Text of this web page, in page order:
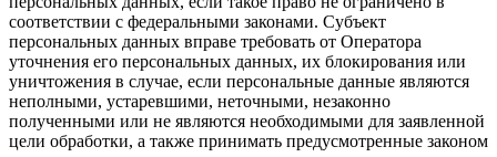
соответствии с федеральными законами. Субъект
персональных данных вправе требовать от Оператора
уточнения его персональных данных, их блокирования или
уничтожения в случае, если персональные данные являются
неполными, устаревшими, неточными, незаконно
полученными или не являются необходимыми для заявленной
цели обработки, а также принимать предусмотренные законом